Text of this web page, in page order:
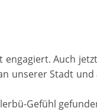
Auch
unserer Stadt
Gefühl